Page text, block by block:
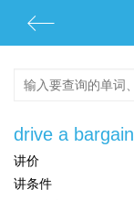
drive a bargain
讲价
讲条件